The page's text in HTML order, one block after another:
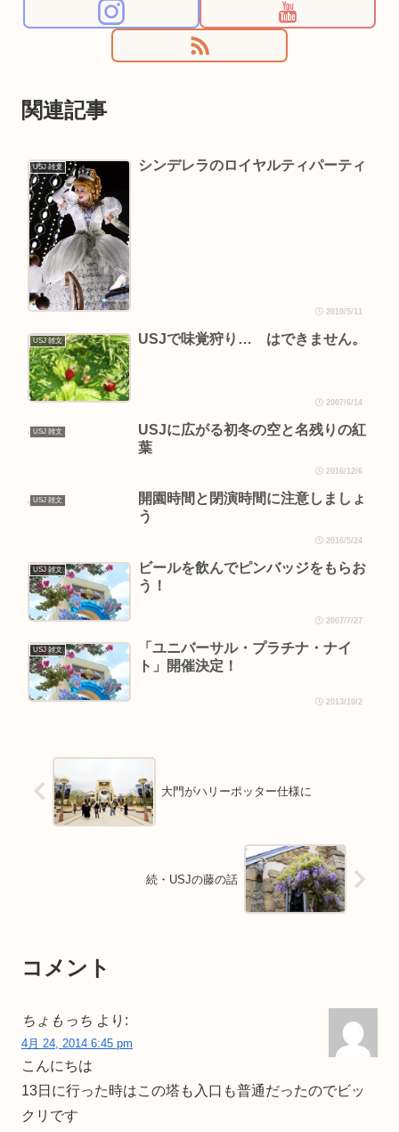
関連記事
USJ 雑文 シンデレラのロイヤルティパーティ
2010/5/11
USJ 雑文 USJで味覚狩り… はできません。
2007/6/14
USJ 雑文
USJに広がる初冬の空と名残りの紅
葉
2016/12/6
USJ 雑文
開園時間と閉演時間に注意しましょ
う
2016/5/24
USJ 雑文
ビールを飲んでピンバッジをもらお
う！
2007/7/27
USJ 雑文
「ユニバーサル・プラチナ・ナイ
ト」開催決定！
2013/10/2
大門がハリーポッター仕様に
続・USJの藤の話
コメント
ちょもっち より:
4月 24, 2014 6:45 pm
こんにちは
13日に行った時はこの塔も入口も普通だったのでビッ
クリです